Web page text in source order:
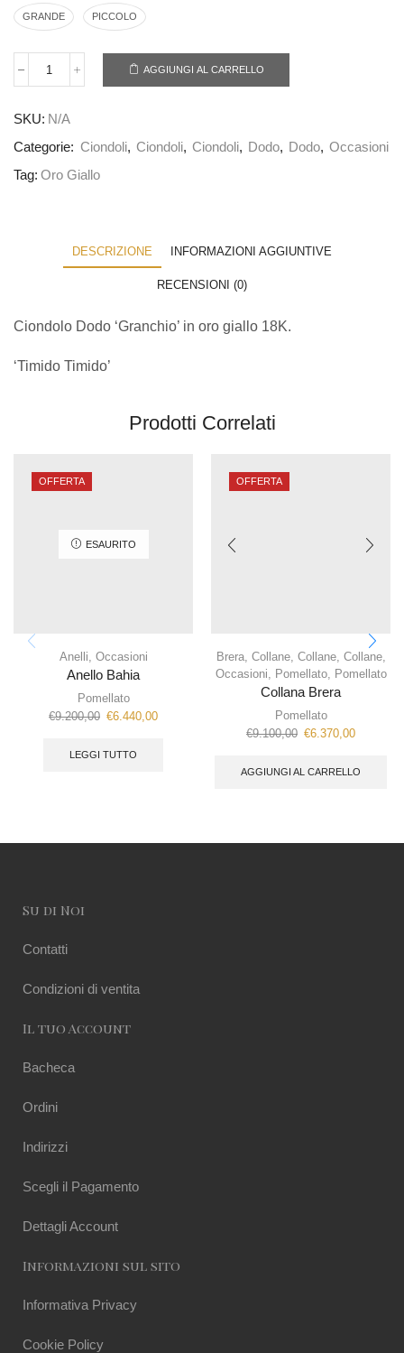
GRANDE PICCOLO
AGGIUNGI AL CARRELLO
SKU: N/A
Categorie: Ciondoli, Ciondoli, Ciondoli, Dodo, Dodo, Occasioni
Tag: Oro Giallo
DESCRIZIONE INFORMAZIONI AGGIUNTIVE
RECENSIONI (0)
Ciondolo Dodo ‘Granchio’ in oro giallo 18K.
‘Timido Timido’
Prodotti Correlati
OFFERTA
ESAURITO
Anelli, Occasioni
Anello Bahia
Pomellato
€9.200,00 €6.440,00
LEGGI TUTTO
OFFERTA
Brera, Collane, Collane, Collane,
Occasioni, Pomellato, Pomellato
Collana Brera
Pomellato
€9.100,00 €6.370,00
AGGIUNGI AL CARRELLO
Su di Noi
Contatti
Condizioni di ventita
Il tuo Account
Bacheca
Ordini
Indirizzi
Scegli il Pagamento
Dettagli Account
Informazioni sul sito
Informativa Privacy
Cookie Policy